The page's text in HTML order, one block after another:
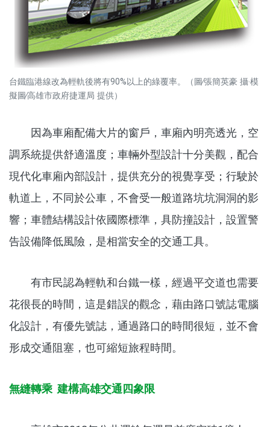
台鐵臨港線改為輕軌後將有90%以上的綠覆率。（圖∕張簡英豪 攝‧模
擬圖∕高雄市政府捷運局 提供）
因為車廂配備大片的窗戶，車廂內明亮透光，空
調系統提供舒適溫度；車輛外型設計十分美觀，配合
現代化車廂內部設計，提供充分的視覺享受；行駛於
軌道上，不同於公車，不會受一般道路坑坑洞洞的影
響；車體結構設計依國際標準，具防撞設計，設置警
告設備降低風險，是相當安全的交通工具。
有市民認為輕軌和台鐵一樣，經過平交道也需要
花很長的時間，這是錯誤的觀念，藉由路口號誌電腦
化設計，有優先號誌，通過路口的時間很短，並不會
形成交通阻塞，也可縮短旅程時間。
無縫轉乘 建構高雄交通四象限